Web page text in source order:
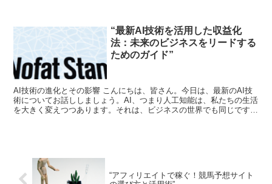
“最新AI技術を活用した収益化
法：未来のビジネスをリードする
ためのガイド”
AI技術の進化とその影響 こんにちは、皆さん。今日は、最新のAI技
術についてお話ししましょう。AI、つまり人工知能は、私たちの生活
を大きく変えつつあります。それは、ビジネスの世界でも同じです。
“アフィリエイトで稼ぐ！競馬予想サイト